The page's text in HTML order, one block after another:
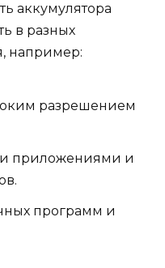
аккумулятора
в разных
например:
разрешением
приложениями и
программ и